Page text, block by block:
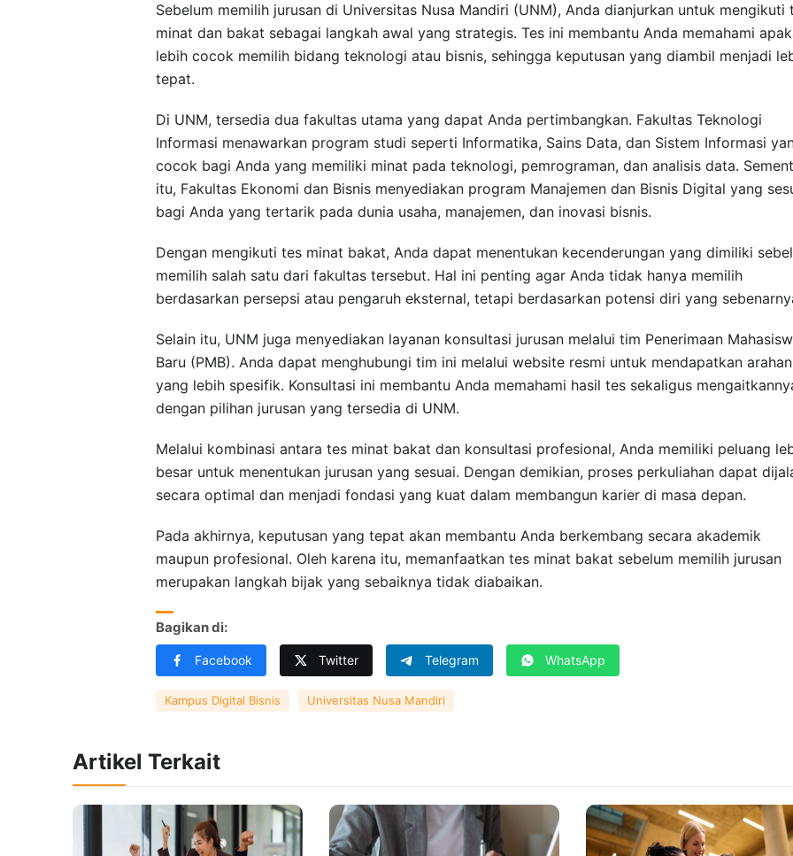
Sebelum memilih jurusan di Universitas Nusa Mandiri (UNM), Anda dianjurkan untuk mengikuti
minat dan bakat sebagai langkah awal yang strategis. Tes ini membantu Anda memahami
lebih cocok memilih bidang teknologi atau bisnis, sehingga keputusan yang diambil menjadi
tepat.
Di UNM, tersedia dua fakultas utama yang dapat Anda pertimbangkan. Fakultas Teknologi
Informasi menawarkan program studi seperti Informatika, Sains Data, dan Sistem Informasi
cocok bagi Anda yang memiliki minat pada teknologi, pemrograman, dan analisis data.
itu, Fakultas Ekonomi dan Bisnis menyediakan program Manajemen dan Bisnis Digital yang
bagi Anda yang tertarik pada dunia usaha, manajemen, dan inovasi bisnis.
Dengan mengikuti tes minat bakat, Anda dapat menentukan kecenderungan yang dimiliki
memilih salah satu dari fakultas tersebut. Hal ini penting agar Anda tidak hanya memilih
berdasarkan persepsi atau pengaruh eksternal, tetapi berdasarkan potensi diri yang
Selain itu, UNM juga menyediakan layanan konsultasi jurusan melalui tim Penerimaan
Baru (PMB). Anda dapat menghubungi tim ini melalui website resmi untuk mendapatkan arahan
yang lebih spesifik. Konsultasi ini membantu Anda memahami hasil tes sekaligus
dengan pilihan jurusan yang tersedia di UNM.
Melalui kombinasi antara tes minat bakat dan konsultasi profesional, Anda memiliki peluang
besar untuk menentukan jurusan yang sesuai. Dengan demikian, proses perkuliahan dapat
secara optimal dan menjadi fondasi yang kuat dalam membangun karier di masa depan.
Pada akhirnya, keputusan yang tepat akan membantu Anda berkembang secara akademik
maupun profesional. Oleh karena itu, memanfaatkan tes minat bakat sebelum memilih jurusan
merupakan langkah bijak yang sebaiknya tidak diabaikan.
Bagikan di:
Facebook Twitter Telegram WhatsApp
Kampus Digital Bisnis Universitas Nusa Mandiri
Artikel Terkait